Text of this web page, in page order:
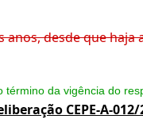
desde que
da vigência do
CEPE-A-012/